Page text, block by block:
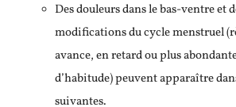
Des douleurs dans le bas-ventre et
modifications du cycle menstruel
avance, en retard ou plus
d’habitude) peuvent apparaître
suivantes.